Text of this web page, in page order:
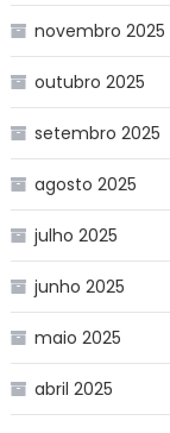
novembro 2025
outubro 2025
setembro 2025
agosto 2025
julho 2025
junho 2025
maio 2025
abril 2025